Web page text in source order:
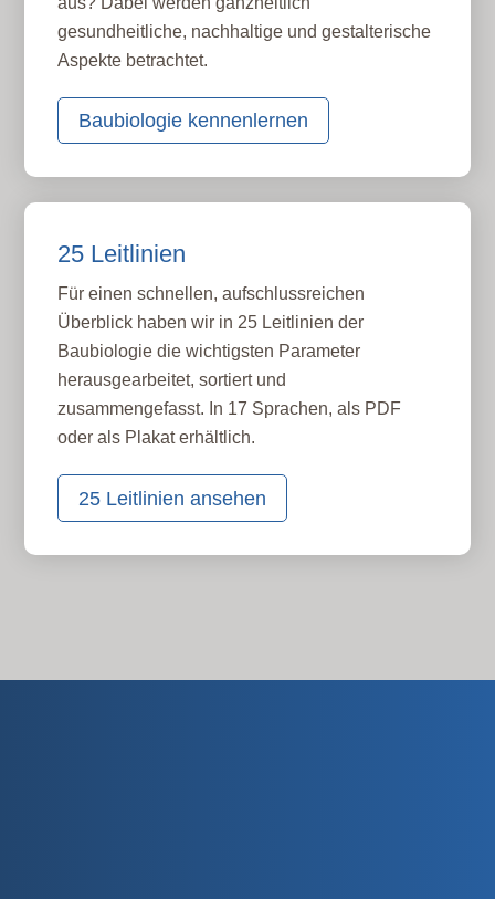
gesundheitliche, nachhaltige und gestalterische
Aspekte betrachtet.
Baubiologie kennenlernen
25 Leitlinien
Für einen schnellen, aufschlussreichen
Überblick haben wir in 25 Leitlinien der
Baubiologie die wichtigsten Parameter
herausgearbeitet, sortiert und
zusammengefasst. In 17 Sprachen, als PDF
oder als Plakat erhältlich.
25 Leitlinien ansehen